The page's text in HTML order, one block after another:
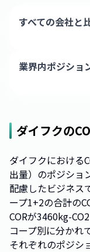
すべての会社と
業界内ポジショ
ダイフクの
ダイフクにおける
出量）のポジショ
配慮したビジネス
ープ1+2の合計の
CORが3460kg-
コープ別に分かれ
それぞれのポジシ